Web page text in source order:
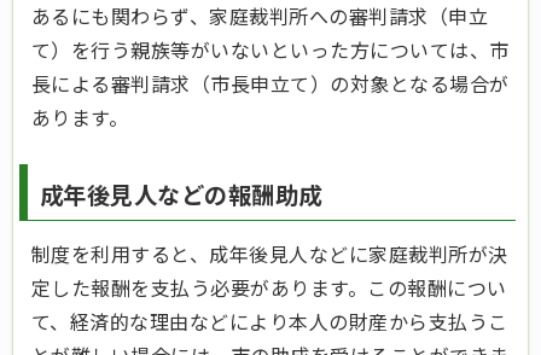
あるにも関わらず、家庭裁判所への審判請求（申立
て） を行う親族等がいないといった方については、市
長による審判請求（市長申立て）の対象となる場合が
あります。
成年後見人などの報酬助成
制度を利用すると、成年後見人などに家庭裁判所が決
定した報酬を支払う必要があります。この報酬につい
て、経済的な理由などにより本人の財産から支払うこ